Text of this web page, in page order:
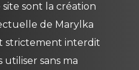
sont la création
de Marylka
strictement interdit
utiliser sans ma